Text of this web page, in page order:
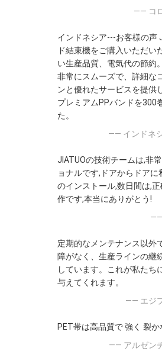
—— コ
インドネシア---お客様の声
ド結束機をご購入いただい
い生産品質、電気代の節約
非常にスムーズで、詳細な
ンと優れたサービスを提供
プレミアムPPバンドを300
た。
—— インドネ
JIATUOの技術チームは,非
ョナルです,ドアからドアに
のインストール,数日間は,
作です,本当にありがとう!
——
定期的なメンテナンス以外
障がなく、生産ラインの継
しています。これが私たち
与えてくれます。
—— エジ
PET帯は高品質で 強く 裂か
—— アルゼン